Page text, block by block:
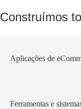
Construímos
Aplicações de
Ferramentas e